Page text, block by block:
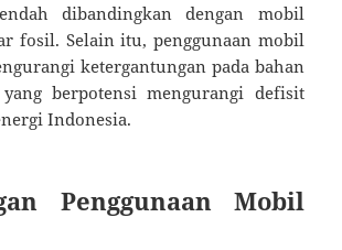
dibandingkan dengan mobil
fosil. Selain itu, penggunaan mobil
ketergantungan pada bahan
berpotensi mengurangi defisit
Indonesia.
Penggunaan Mobil